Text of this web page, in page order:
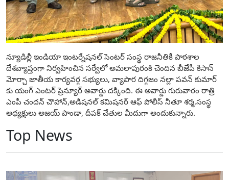
న్యూడిల్లీ ఇండియా ఇంటర్నేషనల్ సెంటర్ సంస్థ రాజనీతికీ పాఠశాల
దేశవ్యాప్తంగా నిర్వహించిన సర్వేలో అమలాపురంకి చెందిన బీజేపీ కిసాన్
మోర్చా జాతీయ కార్యవర్గ సభ్యులు, వ్యాపార దిగ్గజం నల్లా పవన్ కుమార్
కు యంగ్ ఎంటర్ ప్రెన్యూర్ అవార్డు దక్కింది. ఈ అవార్డు గురువారం రాత్రి
ఎంపీ చందన్ చౌహాన్,అడిషనల్ కమిషనర్ ఆఫ్ పోలీస్ నీతూ శర్మ,సంస్థ
అధ్యక్షులు అజయ్ పాండా, దీపక్ చేతుల మీదుగా అందుకున్నారు.
Top News